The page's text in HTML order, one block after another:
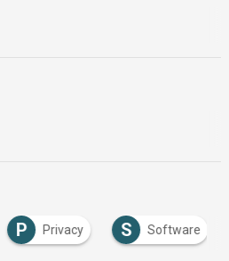
P Privacy S Software